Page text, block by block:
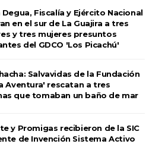
Degua, Fiscalía y Ejército Nacional
en el sur de La Guajira a tres
y tres mujeres presuntos
del GDCO 'Los Picachú'
Salvavidas de la Fundación
Aventura' rescatan a tres
que tomaban un baño de mar
y Promigas recibieron de la SIC
de Invención Sistema Activo